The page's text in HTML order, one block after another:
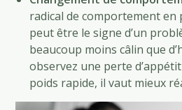
radical de comportement en
peut être le signe d’un
beaucoup moins câlin que
observez une perte
poids rapide, il vaut mieux